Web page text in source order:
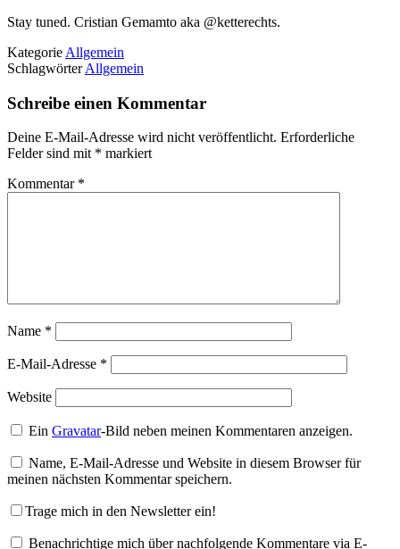
Stay tuned. Cristian Gemamto aka @ketterechts.
Kategorie Allgemein
SchlagwörterAllgemein
Schreibe einen Kommentar
Deine E-Mail-Adresse wird nicht veröffentlicht. Erforderliche
Felder sind mit * markiert
Kommentar *
Name *
E-Mail-Adresse *
Website
EinGravatar-Bild neben meinen Kommentaren anzeigen.
Name, E-Mail-Adresse und Website in diesem Browser für
meinen nächsten Kommentar speichern.
Trage mich in den Newsletter ein!
Benachrichtige mich über nachfolgende Kommentare via E-